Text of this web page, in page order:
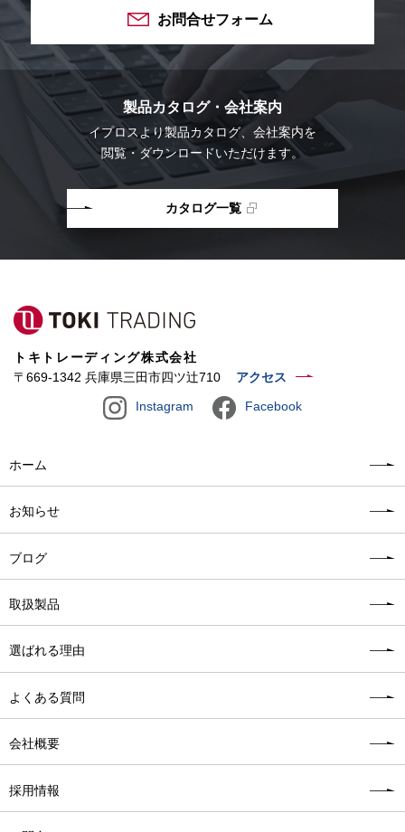
お問合せフォーム
製品カタログ・会社案内
イプロスより製品カタログ、会社案内を
閲覧・ダウンロードいただけます。
カタログ一覧
トキトレーディング株式会社
〒669-1342 兵庫県三田市四ツ辻710
アクセス
Instagram Facebook
ホーム
お知らせ
ブログ
取扱製品
選ばれる理由
よくある質問
会社概要
採用情報